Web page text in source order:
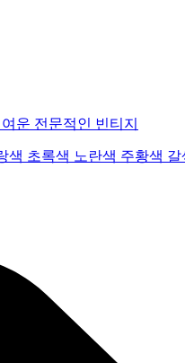
운 전문적인 빈티지
색 초록색 노란색 주황색